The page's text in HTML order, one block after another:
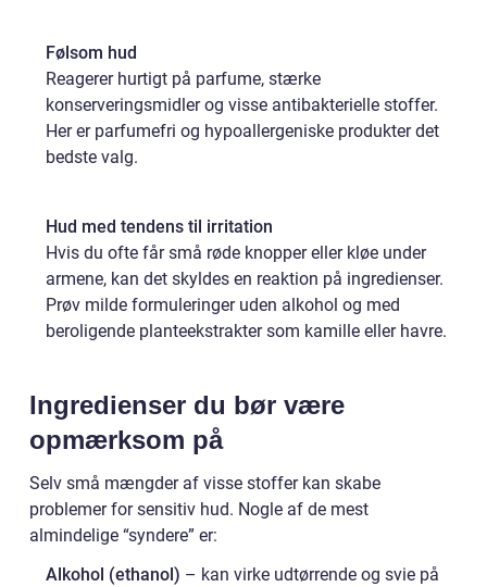
Følsom hud
Reagerer hurtigt på parfume, stærke
konserveringsmidler og visse antibakterielle stoffer.
Her er parfumefri og hypoallergeniske produkter det
bedste valg.
Hud med tendens til irritation
Hvis du ofte får små røde knopper eller kløe under
armene, kan det skyldes en reaktion på ingredienser.
Prøv milde formuleringer uden alkohol og med
beroligende planteekstrakter som kamille eller havre.
Ingredienser du bør være
opmærksom på
Selv små mængder af visse stoffer kan skabe
problemer for sensitiv hud. Nogle af de mest
almindelige “syndere” er:
Alkohol (ethanol) – kan virke udtørrende og svie på